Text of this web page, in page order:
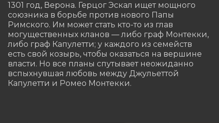
1301 год, Верона. Герцог Эскал ищет мощного
союзника в борьбе против нового Папы
Римского. Им может стать кто-то из глав
могущественных кланов — либо граф Монтекки,
либо граф Капулетти; у каждого из семейств
есть свой козырь, чтобы оказаться на вершине
власти. Но все планы спутывает неожиданно
вспыхнувшая любовь между Джульеттой
Капулетти и Ромео Монтекки.